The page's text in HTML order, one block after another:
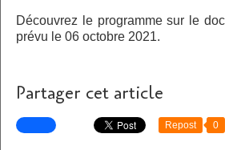
Découvrez le programme sur le
prévu le 06 octobre 2021.
Partager cet article
Repost 0